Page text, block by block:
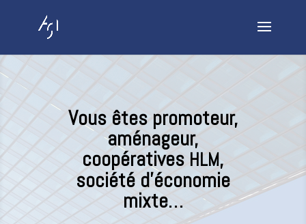
Vous êtes promoteur,
aménageur,
coopératives HLM,
société d’économie
mixte…